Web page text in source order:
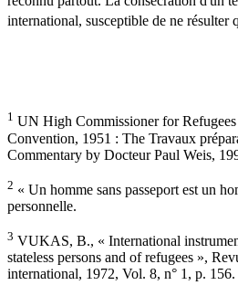
international, susceptible de ne résulter
1 UN High Commissioner for
Convention, 1951 : The Travaux
Commentary by Docteur Paul Weis,
2 « Un homme sans passeport est un
personnelle.
3 VUKAS, B., « International
stateless persons and of refugees »,
international, 1972, Vol. 8, n° 1, p. 156.